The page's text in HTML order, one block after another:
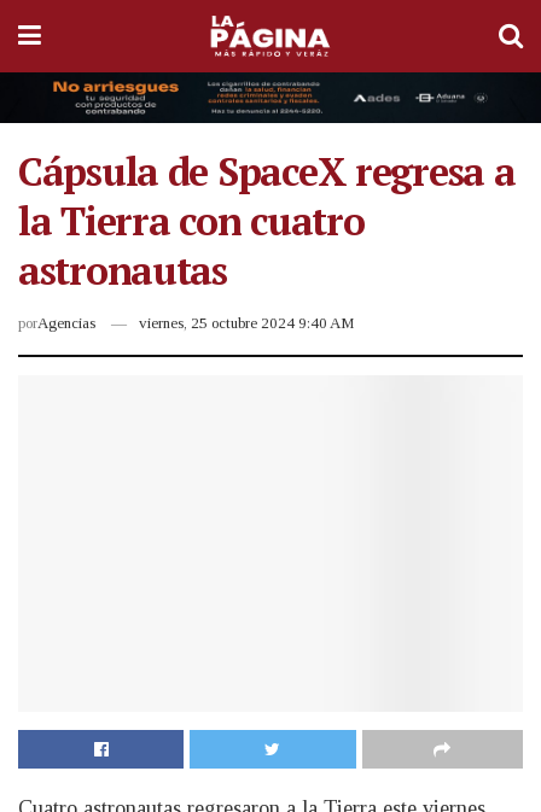
Cápsula de SpaceX regresa a
la Tierra con cuatro
astronautas
porAgencias viernes, 25 octubre 2024 9:40 AM